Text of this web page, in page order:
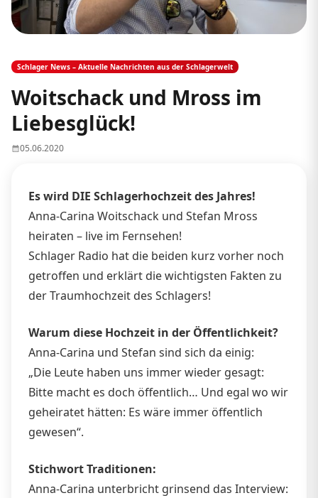
Schlager News – Aktuelle Nachrichten aus der Schlagerwelt
Woitschack und Mross im
Liebesglück!
05.06.2020
Es wird DIE Schlagerhochzeit des Jahres!
Anna-Carina Woitschack und Stefan Mross
heiraten – live im Fernsehen!
Schlager Radio hat die beiden kurz vorher noch
getroffen und erklärt die wichtigsten Fakten zu
der Traumhochzeit des Schlagers!
Warum diese Hochzeit in der Öffentlichkeit?
Anna-Carina und Stefan sind sich da einig:
„Die Leute haben uns immer wieder gesagt:
Bitte macht es doch öffentlich… Und egal wo wir
geheiratet hätten: Es wäre immer öffentlich
gewesen“.
Stichwort Traditionen:
Anna-Carina unterbricht grinsend das Interview: